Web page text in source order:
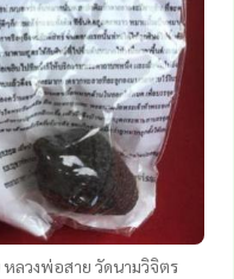
ลวงพ่อสาย วัดนามวิจิตร